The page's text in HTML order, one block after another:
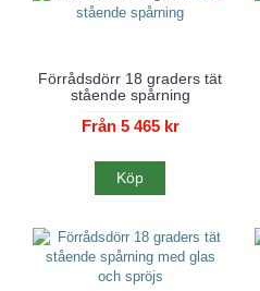
Förrådsdörr 18 graders tät
stående spårning
Från 5 465 kr
Köp